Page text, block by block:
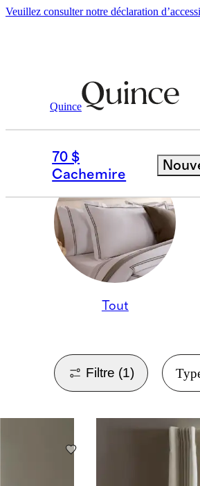
Veuillez consulter notre déclaration
Quince
70 $
Cachemire
BLACKOUT
Tout
Filtre (1)